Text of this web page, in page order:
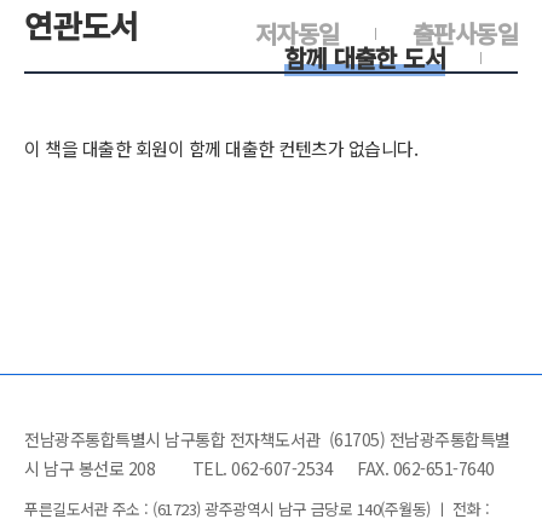
연관도서 출판사동일
저자동일
함께 대출한 도서
이 책을 대출한 회원이 함께 대출한 컨텐츠가 없습니다.
전남광주통합특별시 남구통합 전자책도서관 (61705) 전남광주통합특별
시 남구 봉선로 208
TEL. 062-607-2534 FAX. 062-651-7640
푸른길도서관 주소 : (61723) 광주광역시 남구 금당로 140(주월동) ㅣ 전화 :